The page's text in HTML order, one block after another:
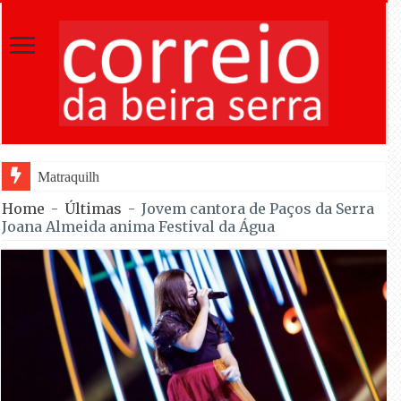
Matraquilhos… Autor: Fernando Roldão
Home - Últimas - Jovem cantora de Paços da Serra
Joana Almeida anima Festival da Água